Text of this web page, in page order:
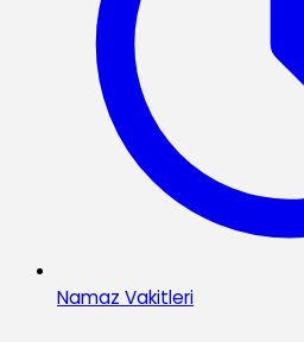
Namaz Vakitleri